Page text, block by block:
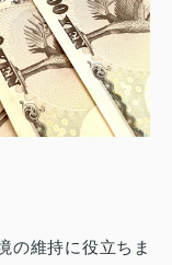
の維持に役立ちま